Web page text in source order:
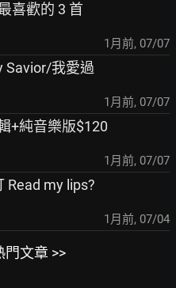
喜歡的 3 首
1月前, 07/07
Savior/我愛過
1月前, 07/07
+純音樂版$120
1月前, 07/07
Read my lips?
1月前, 07/04
門文章 >>